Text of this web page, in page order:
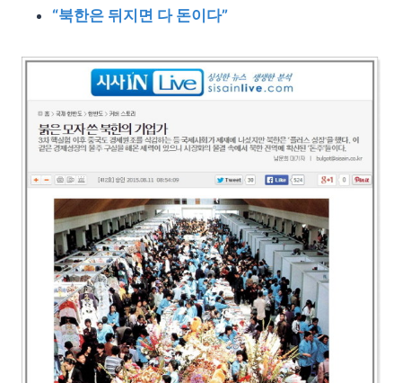
“북한은 뒤지면 다 돈이다”